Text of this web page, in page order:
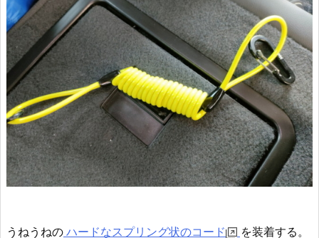
うねうねのハードなスプリング状のコード を装着する。